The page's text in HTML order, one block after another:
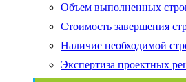
Объем выполненных
Стоимость завершения
Наличие необходимой
Экспертиза проектных